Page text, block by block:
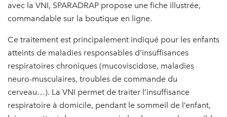
avec la VNI, SPARADRAP propose une fiche illustrée,
commandable sur la boutique en ligne.
Ce traitement est principalement indiqué pour les enfants
atteints de maladies responsables d’insuffisances
respiratoires chroniques (mucoviscidose, maladies
neuro-musculaires, troubles de commande du
cerveau…). La VNI permet de traiter l’insuffisance
respiratoire à domicile, pendant le sommeil de l’enfant,